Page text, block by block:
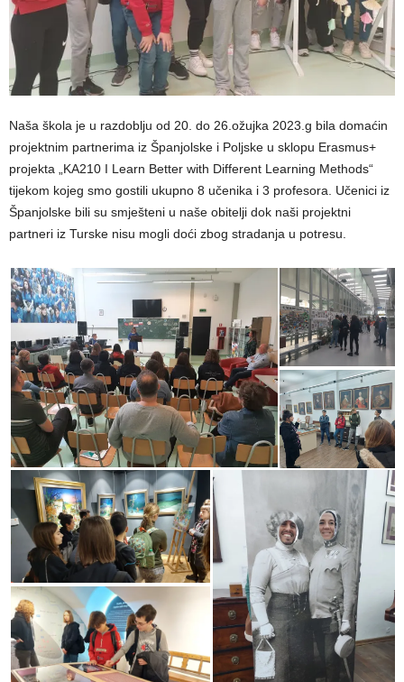
Naša škola je u razdoblju od 20. do 26.ožujka 2023.g bila domaćin
projektnim partnerima iz Španjolske i Poljske u sklopu Erasmus+
projekta „KA210 I Learn Better with Different Learning Methods“
tijekom kojeg smo gostili ukupno 8 učenika i 3 profesora. Učenici iz
Španjolske bili su smješteni u naše obitelji dok naši projektni
partneri iz Turske nisu mogli doći zbog stradanja u potresu.